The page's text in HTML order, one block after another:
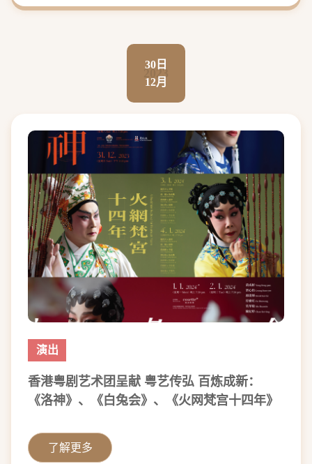
2023
30日
12月
演出
香港粤剧艺术团呈献 粤艺传弘 百炼成新：
《洛神》、《白兔会》、《火网梵宫十四年》
了解更多